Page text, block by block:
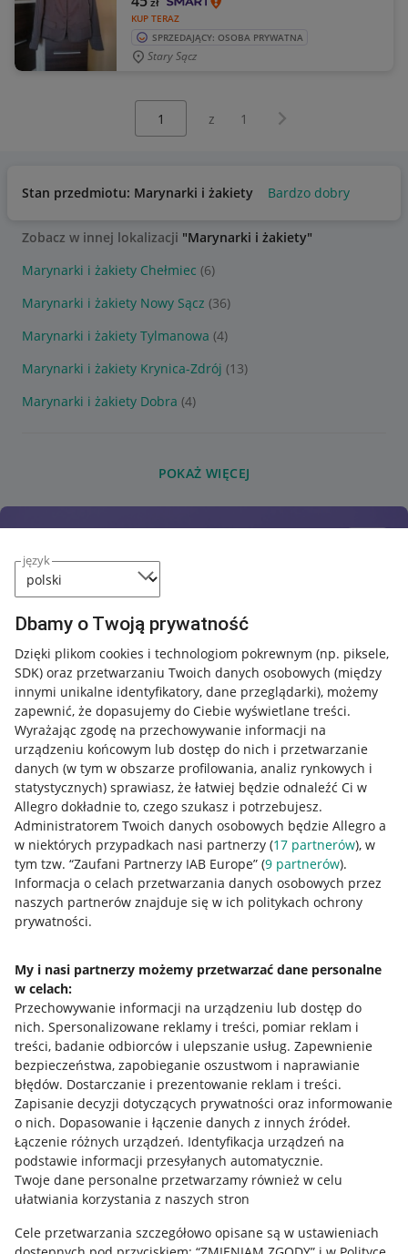
język
Dbamy o Twoją prywatność
Dzięki plikom cookies i technologiom pokrewnym (np. piksele,
SDK) oraz przetwarzaniu Twoich danych osobowych (między
innymi unikalne identyfikatory, dane przeglądarki), możemy
zapewnić, że dopasujemy do Ciebie wyświetlane treści.
Wyrażając zgodę na przechowywanie informacji na
urządzeniu końcowym lub dostęp do nich i przetwarzanie
danych (w tym w obszarze profilowania, analiz rynkowych i
statystycznych) sprawiasz, że łatwiej będzie odnaleźć Ci w
Allegro dokładnie to, czego szukasz i potrzebujesz.
Administratorem Twoich danych osobowych będzie Allegro a
w niektórych przypadkach nasi partnerzy (17 partnerów), w
tym tzw. “Zaufani Partnerzy IAB Europe” (9 partnerów).
Informacja o celach przetwarzania danych osobowych przez
naszych partnerów znajduje się w ich politykach ochrony
prywatności.
My i nasi partnerzy możemy przetwarzać dane personalne
w celach:
Przechowywanie informacji na urządzeniu lub dostęp do
nich. Spersonalizowane reklamy i treści, pomiar reklam i
treści, badanie odbiorców i ulepszanie usług. Zapewnienie
bezpieczeństwa, zapobieganie oszustwom i naprawianie
błędów. Dostarczanie i prezentowanie reklam i treści.
Zapisanie decyzji dotyczących prywatności oraz informowanie
o nich. Dopasowanie i łączenie danych z innych źródeł.
Łączenie różnych urządzeń. Identyfikacja urządzeń na
podstawie informacji przesyłanych automatycznie.
Twoje dane personalne przetwarzamy również w celu
ułatwiania korzystania z naszych stron
Cele przetwarzania szczegółowo opisane są w ustawieniach
KUP TERAZ
SPRZEDAJĄCY: OSOBA PRYWATNA
Stary Sącz
z 1 Następna strona
Stan przedmiotu: Marynarki i żakiety Bardzo dobry
Zobacz w innej lokalizacji "Marynarki i żakiety"
Marynarki i żakiety Chełmiec (6)
Marynarki i żakiety Nowy Sącz (36)
Marynarki i żakiety Tylmanowa (4)
Marynarki i żakiety Krynica-Zdrój (13)
Marynarki i żakiety Dobra (4)
POKAŻ WIĘCEJ
Przydatne informacje
Jak to działa
Allegro Gadane dla sprzedających
Allegro Gadane dla kupujących
Mapa miejscowości
Informacje prawne
Regulamin
Polityka plików "cookies"
Ustawienia plików "cookies"
Udostępnianie lokalizacji